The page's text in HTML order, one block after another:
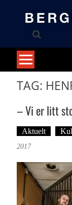
TAG:
– Vi er litt
Aktuelt
2017